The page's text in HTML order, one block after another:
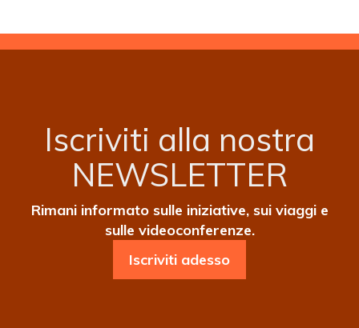
Iscriviti alla nostra
NEWSLETTER
Rimani informato sulle iniziative, sui viaggi e
sulle videoconferenze.
Iscriviti adesso